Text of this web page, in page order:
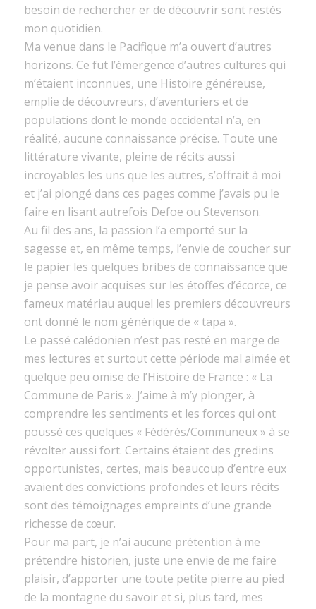
besoin de rechercher er de découvrir sont restés
mon quotidien.
Ma venue dans le Pacifique m’a ouvert d’autres
horizons. Ce fut l’émergence d’autres cultures qui
m’étaient inconnues, une Histoire généreuse,
emplie de découvreurs, d’aventuriers et de
populations dont le monde occidental n’a, en
réalité, aucune connaissance précise. Toute une
littérature vivante, pleine de récits aussi
incroyables les uns que les autres, s’offrait à moi
et j’ai plongé dans ces pages comme j’avais pu le
faire en lisant autrefois Defoe ou Stevenson.
Au fil des ans, la passion l’a emporté sur la
sagesse et, en même temps, l’envie de coucher sur
le papier les quelques bribes de connaissance que
je pense avoir acquises sur les étoffes d’écorce, ce
fameux matériau auquel les premiers découvreurs
ont donné le nom générique de « tapa ».
Le passé calédonien n’est pas resté en marge de
mes lectures et surtout cette période mal aimée et
quelque peu omise de l’Histoire de France : « La
Commune de Paris ». J’aime à m’y plonger, à
comprendre les sentiments et les forces qui ont
poussé ces quelques « Fédérés/Communeux » à se
révolter aussi fort. Certains étaient des gredins
opportunistes, certes, mais beaucoup d’entre eux
avaient des convictions profondes et leurs récits
sont des témoignages empreints d’une grande
richesse de cœur.
Pour ma part, je n’ai aucune prétention à me
prétendre historien, juste une envie de me faire
plaisir, d’apporter une toute petite pierre au pied
de la montagne du savoir et si, plus tard, mes